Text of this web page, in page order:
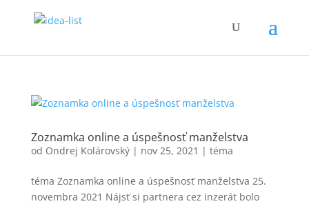
Zoznamka online a úspešnosť manželstva
od Ondrej Kolárovský| nov 25, 2021 | téma
téma Zoznamka online a úspešnosť manželstva 25.
novembra 2021 Nájsť si partnera cez inzerát bolo